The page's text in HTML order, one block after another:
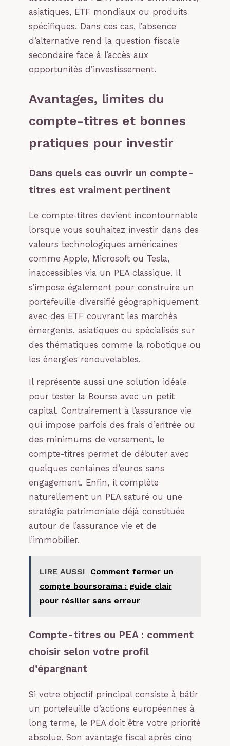
asiatiques, ETF mondiaux ou produits
spécifiques. Dans ces cas, l’absence
d’alternative rend la question fiscale
secondaire face à l’accès aux
opportunités d’investissement.
Avantages, limites du
compte-titres et bonnes
pratiques pour investir
Dans quels cas ouvrir un compte-
titres est vraiment pertinent
Le compte-titres devient incontournable
lorsque vous souhaitez investir dans des
valeurs technologiques américaines
comme Apple, Microsoft ou Tesla,
inaccessibles via un PEA classique. Il
s’impose également pour construire un
portefeuille diversifié géographiquement
avec des ETF couvrant les marchés
émergents, asiatiques ou spécialisés sur
des thématiques comme la robotique ou
les énergies renouvelables.
Il représente aussi une solution idéale
pour tester la Bourse avec un petit
capital. Contrairement à l’assurance vie
qui impose parfois des frais d’entrée ou
des minimums de versement, le
compte-titres permet de débuter avec
quelques centaines d’euros sans
engagement. Enfin, il complète
naturellement un PEA saturé ou une
stratégie patrimoniale déjà constituée
autour de l’assurance vie et de
l’immobilier.
LIRE AUSSI
Comment fermer un
compte boursorama : guide clair
pour résilier sans erreur
Compte-titres ou PEA : comment
choisir selon votre profil
d’épargnant
Si votre objectif principal consiste à bâtir
un portefeuille d’actions européennes à
long terme, le PEA doit être votre priorité
absolue. Son avantage fiscal après cinq